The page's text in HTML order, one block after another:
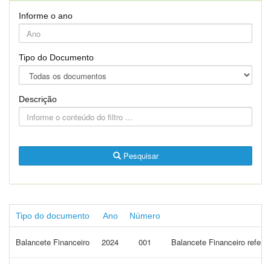
Informe o ano
Tipo do Documento
Descrição
Pesquisar
Tipo do documento Ano Número
Balancete Financeiro 2024 001 Balancete Financeiro